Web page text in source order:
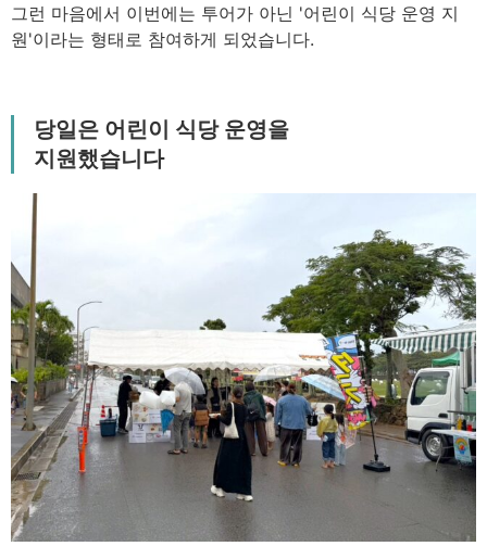
그런 마음에서 이번에는 투어가 아닌 '어린이 식당 운영 지
원'이라는 형태로 참여하게 되었습니다.
당일은 어린이 식당 운영을
지원했습니다